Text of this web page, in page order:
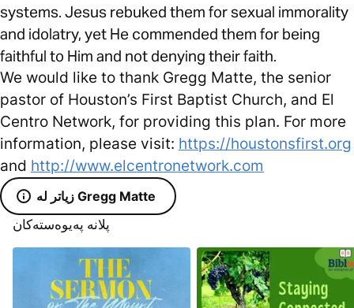
systems. Jesus rebuked them for sexual immorality
and idolatry, yet He commended them for being
faithful to Him and not denying their faith.
We would like to thank Gregg Matte, the senior
pastor of Houston’s First Baptist Church, and El
Centro Network, for providing this plan. For more
information, please visit: https://houstonsfirst.org
and http://www.elcentronetwork.com
زیاتر لە Gregg Matte
پلانە پەیوەستەکان